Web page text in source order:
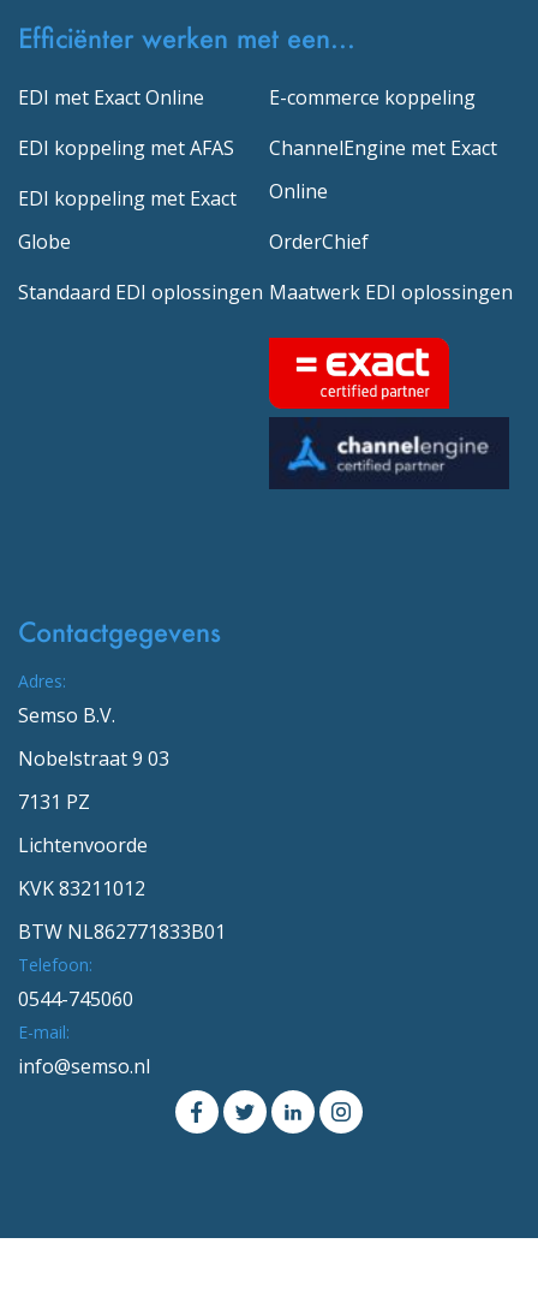
Efficiënter werken met een...
EDI met Exact Online
EDI koppeling met AFAS
EDI koppeling met Exact
Globe
Standaard EDI oplossingen
E-commerce koppeling
ChannelEngine met Exact
Online
OrderChief
Maatwerk EDI oplossingen
Contactgegevens
Adres:
Semso B.V.
Nobelstraat 9 03
7131 PZ
Lichtenvoorde
KVK 83211012
BTW NL862771833B01
Telefoon:
0544-745060
E-mail:
info@semso.nl